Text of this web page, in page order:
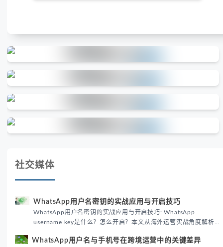
社交媒体
WhatsApp用户名密钥的实战应用与开启技巧
WhatsApp用户名密钥的实战应用与开启技巧: WhatsApp
username key是什么？怎么开启？本文从海外运营实战角度解析
境团队高效触达目标客户。
WhatsApp用户名与手机号在跨境运营中的关键差异